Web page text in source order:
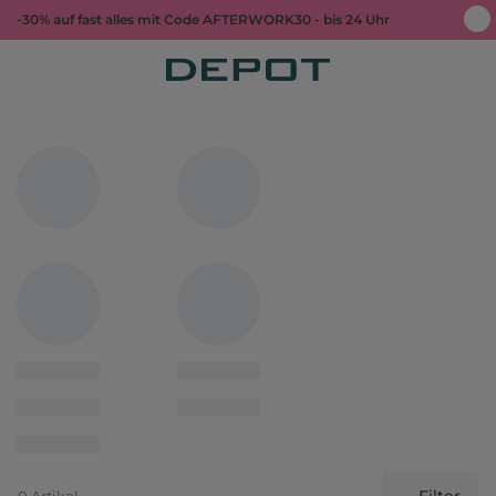
-30% auf fast alles mit Code AFTERWORK30 - bis 24 Uhr